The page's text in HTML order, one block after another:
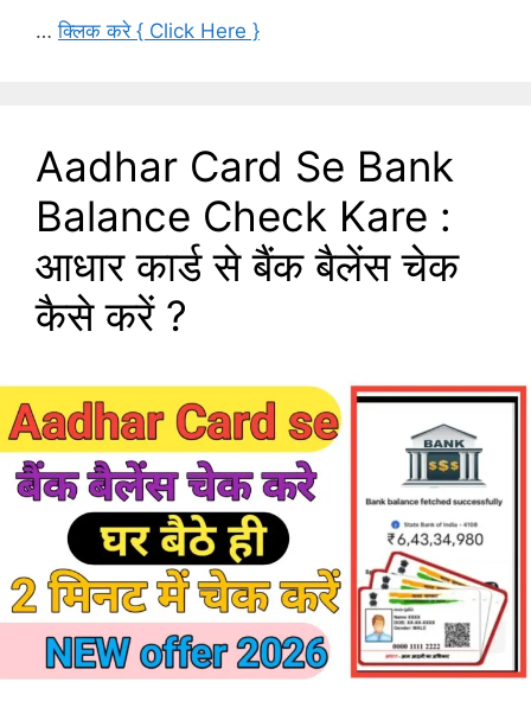
…क्लिक करे { Click Here }
Aadhar Card Se Bank
Balance Check Kare :
आधार कार्ड से बैंक बैलेंस चेक
कैसे करें ?